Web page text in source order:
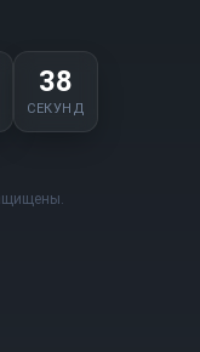
38
СЕКУНД